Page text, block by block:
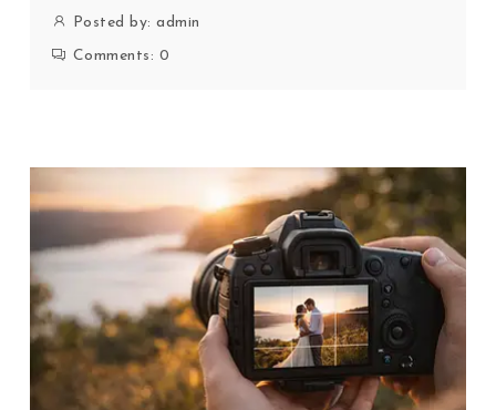
Posted by:admin
Comments: 0